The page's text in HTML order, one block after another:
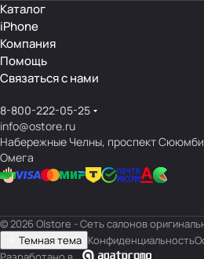
Каталог
iPhone
Компания
Помощь
Связаться с нами
8-800-222-05-25
info@ostore.ru
Набережные Челны, проспект
Омега
© 2026 O|store - Сеть салонов
Темная тема Конфиденциальность